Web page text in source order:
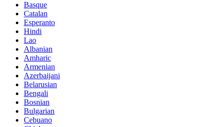
Basque
Catalan
Esperanto
Hindi
Lao
Albanian
Amharic
Armenian
Azerbaijani
Belarusian
Bengali
Bosnian
Bulgarian
Cebuano